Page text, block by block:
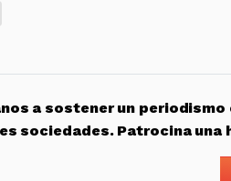
a sostener un
sociedades. Patrocina